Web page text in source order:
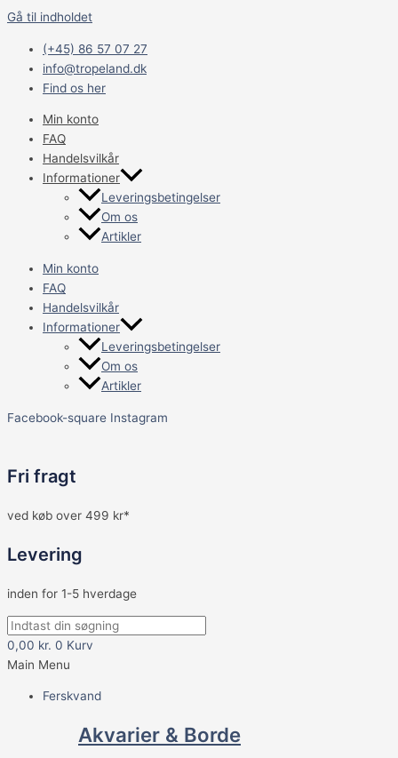
Gå til indholdet
(+45) 86 57 07 27
info@tropeland.dk
Find os her
Min konto
FAQ
Handelsvilkår
Informationer
Leveringsbetingelser
Om os
Artikler
Min konto
FAQ
Handelsvilkår
Informationer
Leveringsbetingelser
Om os
Artikler
Facebook-square Instagram
Fri fragt
ved køb over 499 kr*
Levering
inden for 1-5 hverdage
0,00 kr. 0 Kurv
Main Menu
Ferskvand
Akvarier & Borde